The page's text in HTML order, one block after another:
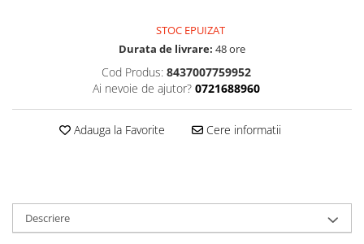
STOC EPUIZAT
Durata de livrare: 48 ore
Cod Produs: 8437007759952
Ai nevoie de ajutor? 0721688960
Adauga la Favorite Cere informatii
Descriere